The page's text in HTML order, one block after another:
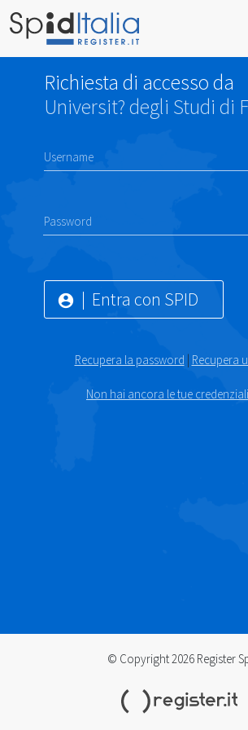
Richiesta di accesso da
Universit? degli Studi di
Username
Password
account_circle Entra con SPID
Recupera la password | Recupera
Non hai ancora le tue credenziali
© Copyright 2026 Register